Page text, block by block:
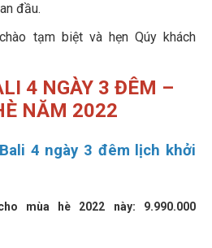
đầu.
tạm biệt và hẹn Qúy khách
4 NGÀY 3 ĐÊM –
NĂM 2022
4 ngày 3 đêm lịch khởi
mùa hè 2022 này: 9.990.000